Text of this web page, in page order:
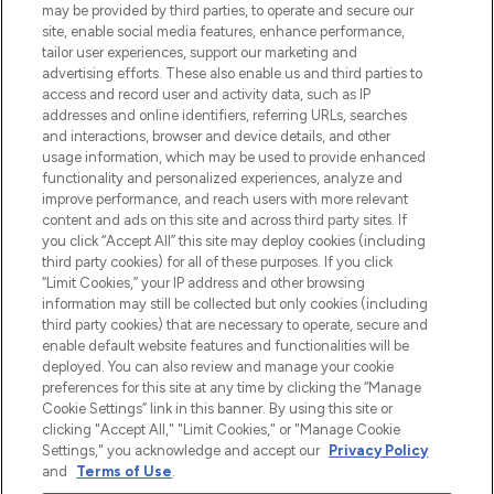
beautybestemming van Europa, met de
beste huidverzorging, haarproducten en
make-up van meer dan 200 topmerken.
Shop online of via de app, met gratis
verzending vanaf €40.
Cookie-toestemming
Do Not Sell or Share My Personal
Information
HELP & INFORMATIE
BEDRIJFSINFORMATIE
OVER LOOKFANTASTIC
may be provided by third parties, to operate and secure our
site, enable social media features, enhance performance,
tailor user experiences, support our marketing and
advertising efforts. These also enable us and third parties to
access and record user and activity data, such as IP
addresses and online identifiers, referring URLs, searches
and interactions, browser and device details, and other
usage information, which may be used to provide enhanced
functionality and personalized experiences, analyze and
improve performance, and reach users with more relevant
content and ads on this site and across third party sites. If
you click “Accept All” this site may deploy cookies (including
third party cookies) for all of these purposes. If you click
“Limit Cookies,” your IP address and other browsing
information may still be collected but only cookies (including
third party cookies) that are necessary to operate, secure and
enable default website features and functionalities will be
deployed. You can also review and manage your cookie
preferences for this site at any time by clicking the “Manage
Cookie Settings” link in this banner. By using this site or
clicking "Accept All," "Limit Cookies," or "Manage Cookie
Settings," you acknowledge and accept our Privacy Policy
and
Terms of Use.